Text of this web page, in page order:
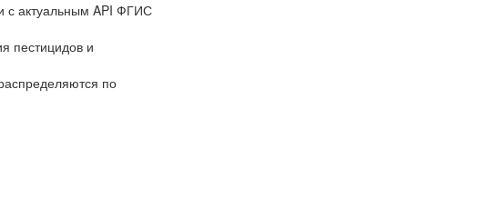
с актуальным API ФГИС
пестицидов и
по